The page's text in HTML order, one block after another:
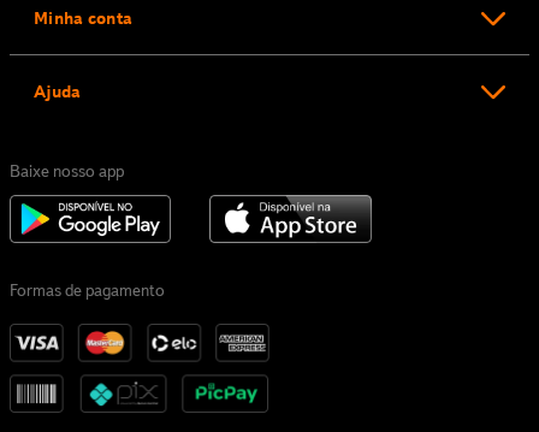
Minha conta
Ajuda
Baixe nosso app
Formas de pagamento